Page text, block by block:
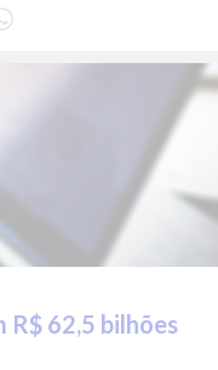
R$ 62,5 bilhões